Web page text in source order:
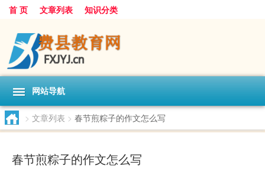
首 页 文章列表 知识分类
网站导航
> 文章列表 > 春节煎粽子的作文怎么写
春节煎粽子的作文怎么写